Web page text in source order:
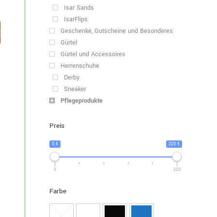
Isar Sands
IsarFlips
Geschenke, Gutscheine und Besonderes
Gürtel
Gürtel und Accessoires
Herrenschuhe
Derby
Sneaker
Pflegeprodukte
Preis
5 € 223 €
5 223
Farbe